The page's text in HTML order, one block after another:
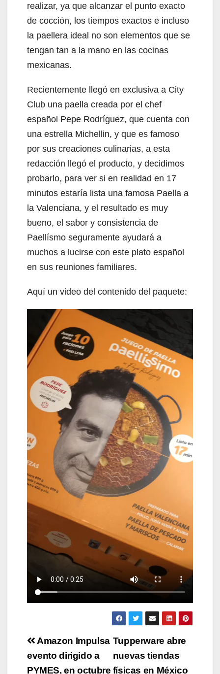
realizar, ya que alcanzar el punto exacto
de cocción, los tiempos exactos e incluso
la paellera ideal no son elementos que se
tengan tan a la mano en las cocinas
mexicanas.
Recientemente llegó en exclusiva a City
Club una paella creada por el chef
español Pepe Rodríguez, que cuenta con
una estrella Michellin, y que es famoso
por sus creaciones culinarias, a esta
redacción llegó el producto, y decidimos
probarlo, para ver si en realidad en 17
minutos estaría lista una famosa Paella a
la Valenciana, y el resultado es muy
bueno, el sabor y consistencia de
Paellísmo seguramente ayudará a
muchos a lucirse con este plato español
en sus reuniones familiares.
Aquí un video del contenido del paquete:
Navegación
de
Tupperware abre
nuevas tiendas
físicas en México
Amazon Impulsa
evento dirigido a
PYMES, en octubre